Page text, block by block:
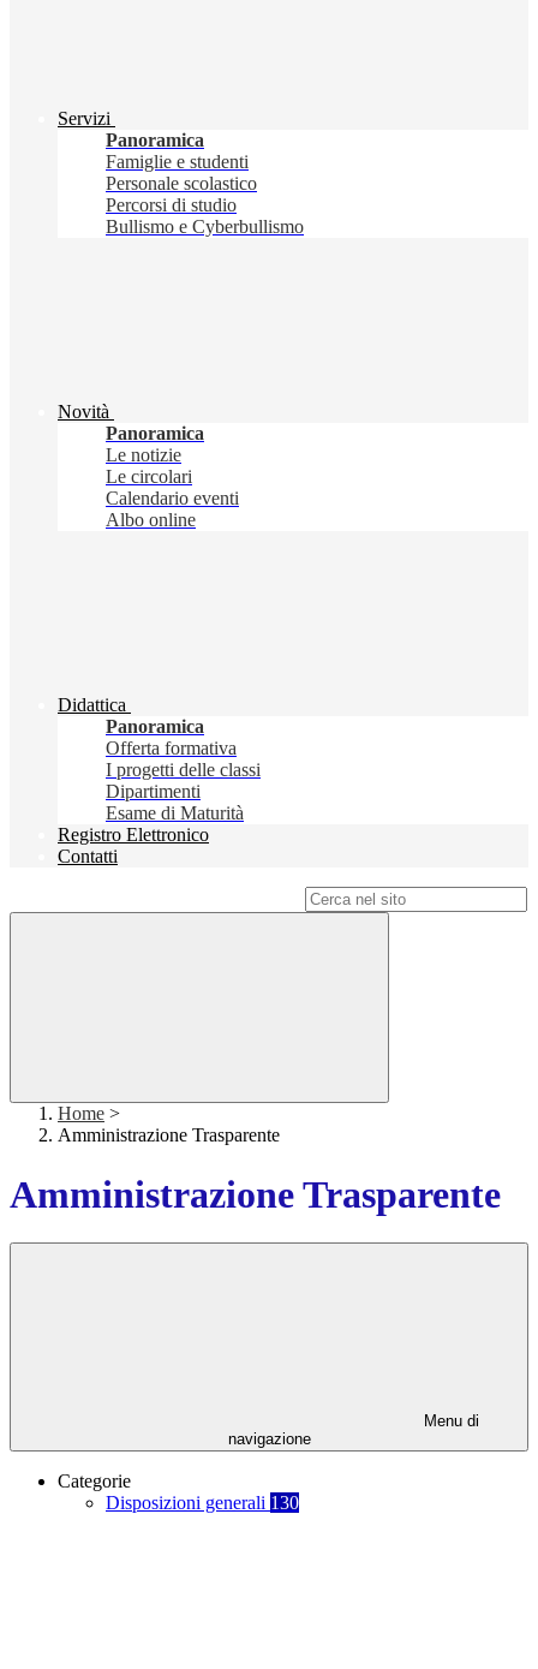
Servizi
Panoramica
Famiglie e studenti
Personale scolastico
Percorsi di studio
Bullismo e Cyberbullismo
Novità
Panoramica
Le notizie
Le circolari
Calendario eventi
Albo online
Didattica
Panoramica
Offerta formativa
I progetti delle classi
Dipartimenti
Esame di Maturità
Registro Elettronico
Contatti
Home >
Amministrazione Trasparente
Amministrazione Trasparente
Menu di
navigazione
Categorie
Disposizioni generali 130